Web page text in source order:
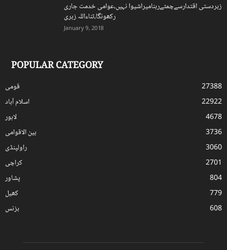
زبردستی اقتدارسےچمٹےرہنامیراشیوا نہیں،عوامی خدمت جاری
رکھونگا،ثناءاللہ زہری
January 9, 2018
POPULAR CATEGORY
قومی
27388
اسلام آباد
22922
لاہور
4678
بین الاقوامی
3736
راولپنڈی
3060
کراچی
2701
پشاور
804
کھیل
779
بزنس
608